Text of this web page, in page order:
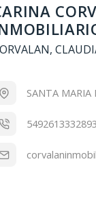
SANTA MARIA
5492613332893